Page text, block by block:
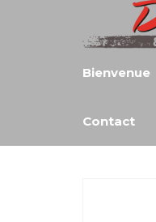
Bienvenue
Contact